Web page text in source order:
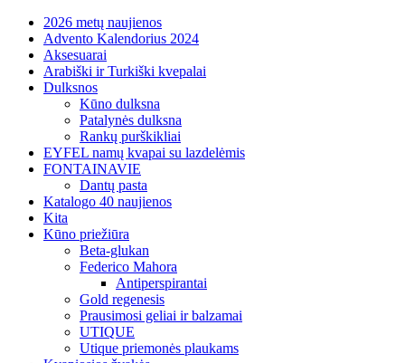
2026 metų naujienos
Advento Kalendorius 2024
Aksesuarai
Arabiški ir Turkiški kvepalai
Dulksnos
Kūno dulksna
Patalynės dulksna
Rankų purškikliai
EYFEL namų kvapai su lazdelėmis
FONTAINAVIE
Dantų pasta
Katalogo 40 naujienos
Kita
Kūno priežiūra
Beta-glukan
Federico Mahora
Antiperspirantai
Gold regenesis
Prausimosi geliai ir balzamai
UTIQUE
Utique priemonės plaukams